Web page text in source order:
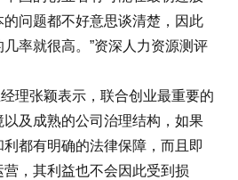
问题都不好意思谈清楚，因此
率就很高。”资深人力资源测评
张颖表示，联合创业最重要的
及成熟的公司治理结构，如果
都有明确的法律保障，而且即
，其利益也不会因此受到损